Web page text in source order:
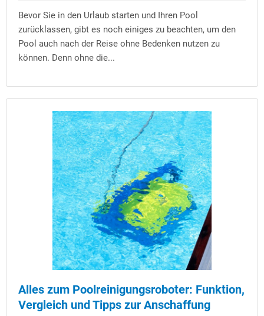
Bevor Sie in den Urlaub starten und Ihren Pool
zurücklassen, gibt es noch einiges zu beachten, um den
Pool auch nach der Reise ohne Bedenken nutzen zu
können. Denn ohne die...
Alles zum Poolreinigungsroboter: Funktion,
Vergleich und Tipps zur Anschaffung